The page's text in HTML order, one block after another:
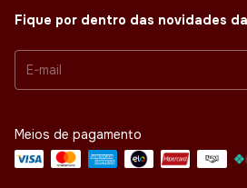
Fique por dentro das novidades
Meios de pagamento